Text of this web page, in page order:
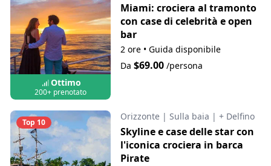
Ottimo
200+ prenotato
Miami: crociera al tramonto
con case di celebrità e open
bar
2 ore • Guida disponibile
Da $69.00/persona
Top 10
Orizzonte | Sulla baia | + Delfino
Skyline e case delle star con
l'iconica crociera in barca
Pirate